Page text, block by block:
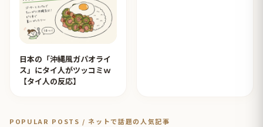
日本の「沖縄風ガパオライ
ス」にタイ人がツッコミｗ
【タイ人の反応】
POPULAR POSTS / ネットで話題の人気記事